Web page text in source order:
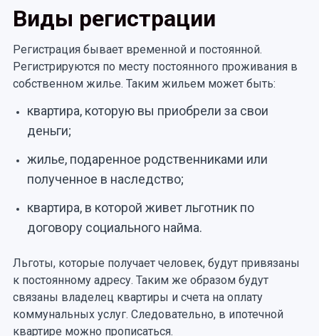
Виды регистрации
Регистрация бывает временной и постоянной.
Регистрируются по месту постоянного проживания в
собственном жилье. Таким жильем может быть:
квартира, которую вы приобрели за свои
деньги;
жилье, подаренное родственниками или
полученное в наследство;
квартира, в которой живет льготник по
договору социального найма.
Льготы, которые получает человек, будут привязаны
к постоянному адресу. Таким же образом будут
связаны владелец квартиры и счета на оплату
коммунальных услуг. Следовательно, в ипотечной
квартире можно прописаться.